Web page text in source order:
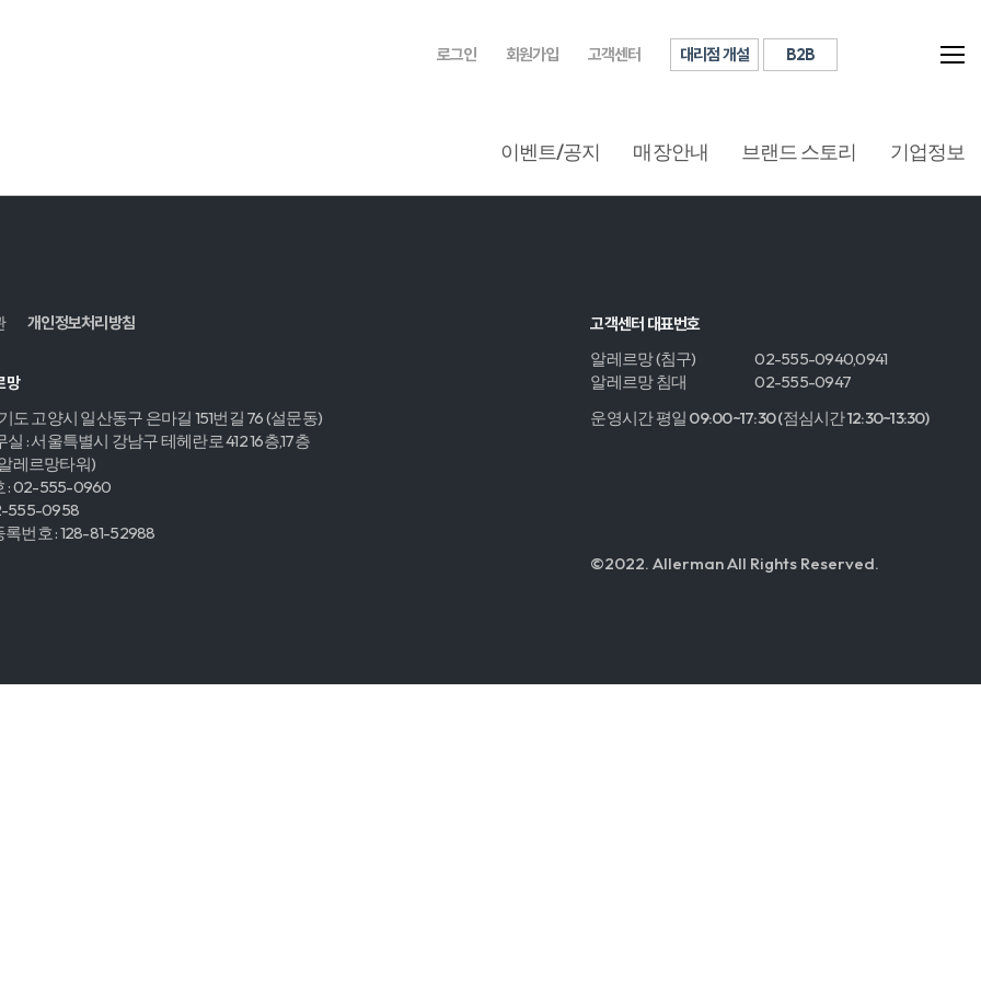
로그인 회원가입 고객센터 대리점 개설 B2B
이벤트/공지 매장안내 브랜드 스토리 기업정보
개인정보처리방침
망
도 고양시 일산동구 은마길 151번길 76 (설문동)
실 : 서울특별시 강남구 테헤란로 412 16층,17층
레르망타워)
: 02-555-0960
555-0958
번호 : 128-81-52988
고객센터 대표번호
알레르망 (침구)
02-555-0940,0941
알레르망 침대
02-555-0947
운영시간 평일 09:00~17:30 (점심시간 12:30~13:30)
©2022. Allerman All Rights Reserved.